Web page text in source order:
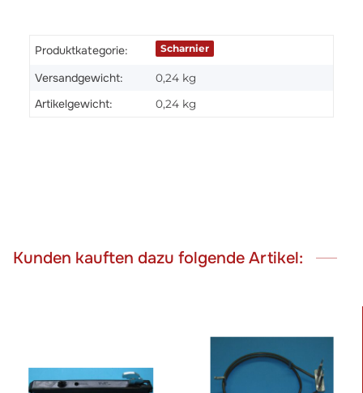
Produktkategorie: Scharnier
Versandgewicht: 0,24 kg
Artikelgewicht: 0,24 kg
Kunden kauften dazu folgende Artikel: